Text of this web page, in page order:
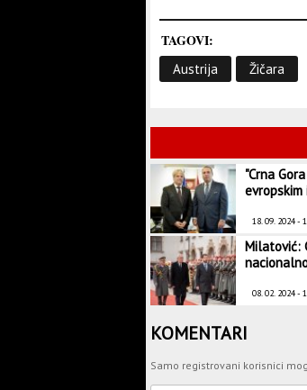
TAGOVI:
Austrija Žičara
"Crna
18. 09. 2024 -
Milatović:
08. 02. 2024 -
KOMENTARI
Samo registrovani korisnici